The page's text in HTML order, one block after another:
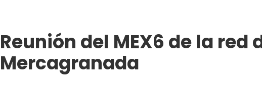
Reunión del MEX6 de la
Mercagranada